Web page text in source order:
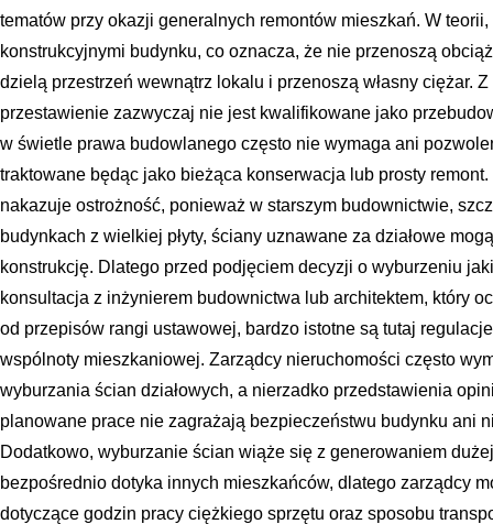
tematów przy okazji generalnych remontów mieszkań. W
konstrukcyjnymi budynku, co oznacza, że nie przenoszą
dzielą przestrzeń wewnątrz lokalu i przenoszą własny ciężar.
przestawienie zazwyczaj nie jest kwalifikowane jako
w świetle prawa budowlanego często nie wymaga ani
traktowane będąc jako bieżąca konserwacja lub prosty
nakazuje ostrożność, ponieważ w starszym budownictwie,
budynkach z wielkiej płyty, ściany uznawane za działowe
konstrukcję. Dlatego przed podjęciem decyzji o wyburzeniu
konsultacja z inżynierem budownictwa lub architektem, który
od przepisów rangi ustawowej, bardzo istotne są tutaj
wspólnoty mieszkaniowej. Zarządcy nieruchomości często
wyburzania ścian działowych, a nierzadko przedstawienia
planowane prace nie zagrażają bezpieczeństwu budynku ani
Dodatkowo, wyburzanie ścian wiąże się z generowaniem
bezpośrednio dotyka innych mieszkańców, dlatego zarządcy
dotyczące godzin pracy ciężkiego sprzętu oraz sposobu